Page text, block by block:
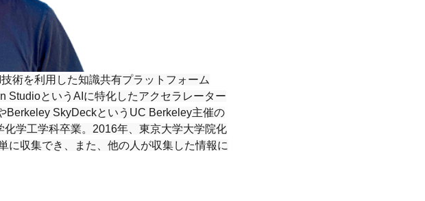
術を利用した知識共有プラットフォーム
StudioというAIに特化したアクセラレーター
Berkeley SkyDeckというUC Berkeley主催の
学工学科卒業。2016年、東京大学大学院化
に収集でき、また、他の人が収集した情報に